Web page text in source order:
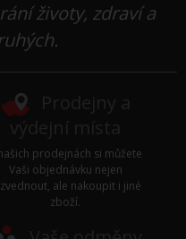
životy, zdraví a
prodejnách si můžete
Vaši objednávku nejen
ale nakoupit i jiné
zboží.